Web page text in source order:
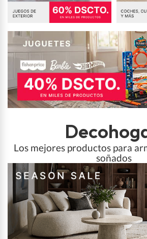
Los mejores productos para
soñados